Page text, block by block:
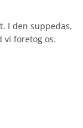
I den suppedas,
vi foretog os.